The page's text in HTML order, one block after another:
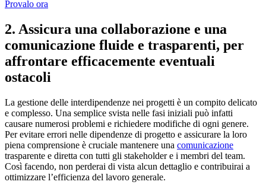
Provalo ora
2. Assicura una collaborazione e una
comunicazione fluide e trasparenti, per
affrontare efficacemente eventuali
ostacoli
La gestione delle interdipendenze nei progetti è un compito delicato
e complesso. Una semplice svista nelle fasi iniziali può infatti
causare numerosi problemi e richiedere modifiche di ogni genere.
Per evitare errori nelle dipendenze di progetto e assicurare la loro
piena comprensione è cruciale mantenere una comunicazione
trasparente e diretta con tutti gli stakeholder e i membri del team.
Così facendo, non perderai di vista alcun dettaglio e contribuirai a
ottimizzare l’efficienza del lavoro generale.